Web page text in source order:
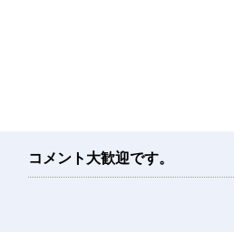
コメント大歓迎です。